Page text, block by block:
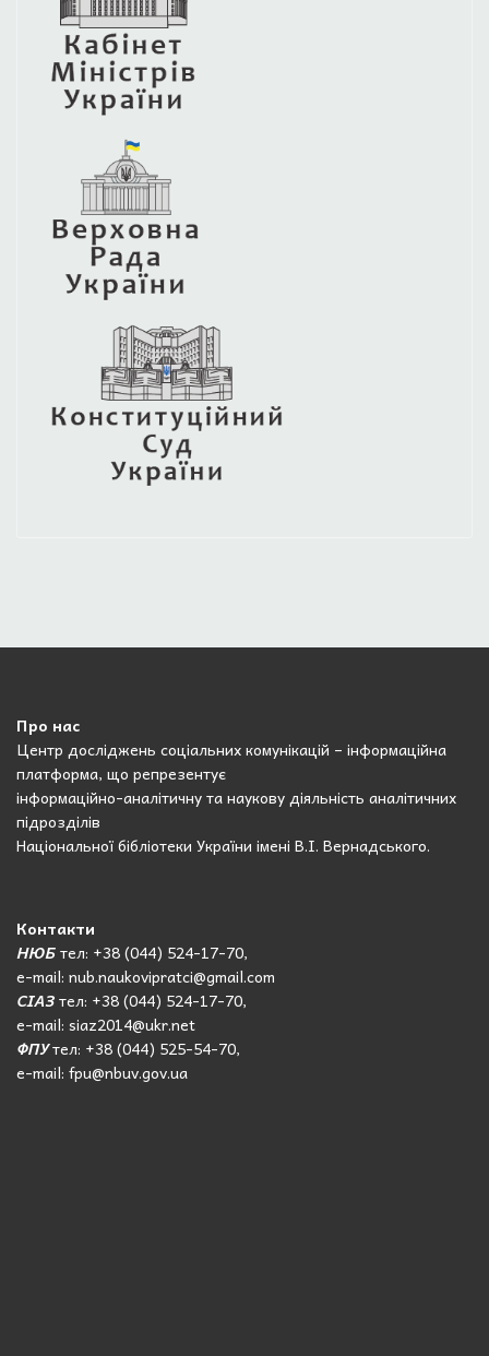
Про нас
Центр досліджень соціальних комунікацій – інформаційна
платформа, що репрезентує
інформаційно-аналітичну та наукову діяльність аналітичних
підрозділів
Національної бібліотеки України імені В.І. Вернадського.
Контакти
НЮБтел: +38 (044) 524-17-70,
e-mail: nub.naukovipratci@gmail.com
СІАЗтел: +38 (044) 524-17-70,
e-mail: siaz2014@ukr.net
ФПУтел: +38 (044) 525-54-70,
e-mail: fpu@nbuv.gov.ua